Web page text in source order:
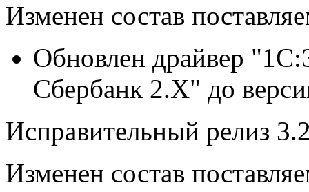
Изменен состав
Обновлен драйвер
Сбербанк 2.Х" до
Исправительный релиз
Изменен состав